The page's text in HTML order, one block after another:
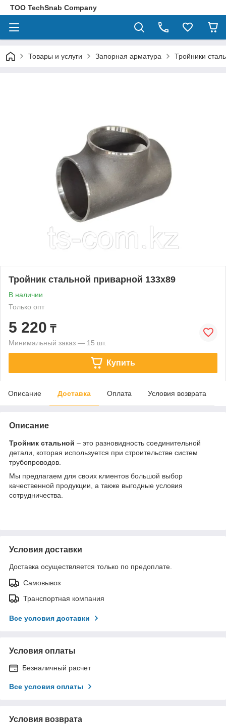
ТОО TechSnab Company
Товары и услуги Запорная арматура Тройники
Тройник стальной приварной 133х89
В наличии
Только опт
5 220 ₸
Минимальный заказ — 15 шт.
Купить
Описание Доставка Оплата Условия возврата
Описание
Тройник стальной – это разновидность соединительной
детали, которая используется при строительстве систем
трубопроводов.
Мы предлагаем для своих клиентов большой выбор
качественной продукции, а также выгодные условия
сотрудничества.
Условия доставки
Доставка осуществляется только по предоплате.
Самовывоз
Транспортная компания
Все условия доставки
Условия оплаты
Безналичный расчет
Все условия оплаты
Условия возврата